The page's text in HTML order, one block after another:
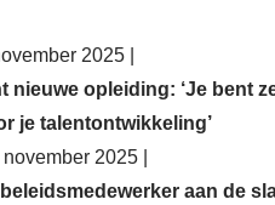
2025 |
nieuwe opleiding: ‘Je bent
je talentontwikkeling’
2025 |
aan de